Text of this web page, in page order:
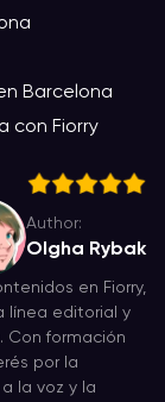
Barcelona
con Fiorry
Author:
Olgha Rybak
en Fiorry,
línea editorial y
Con formación
por la
la voz y la